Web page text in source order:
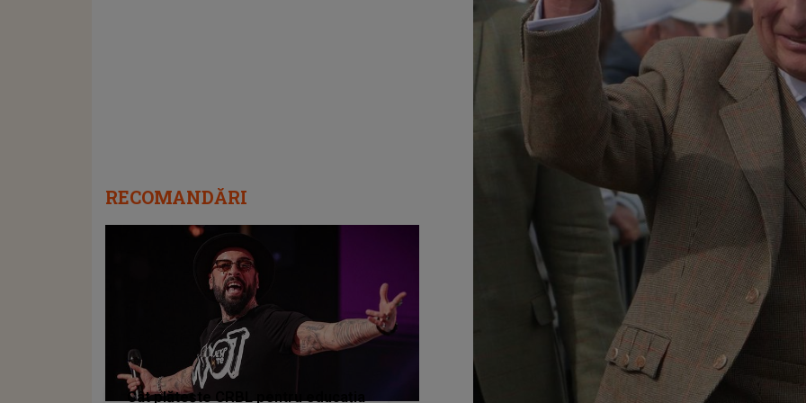
RECOMANDĂRI
Cât plătește CRBL pentru educația